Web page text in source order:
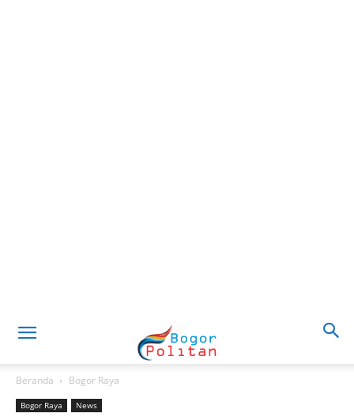
Beranda Bogor Raya
Bogor Raya News